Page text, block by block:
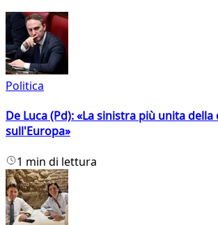
Politica
De Luca (Pd): «La sinistra più unita della
sull'Europa»
1 min di lettura